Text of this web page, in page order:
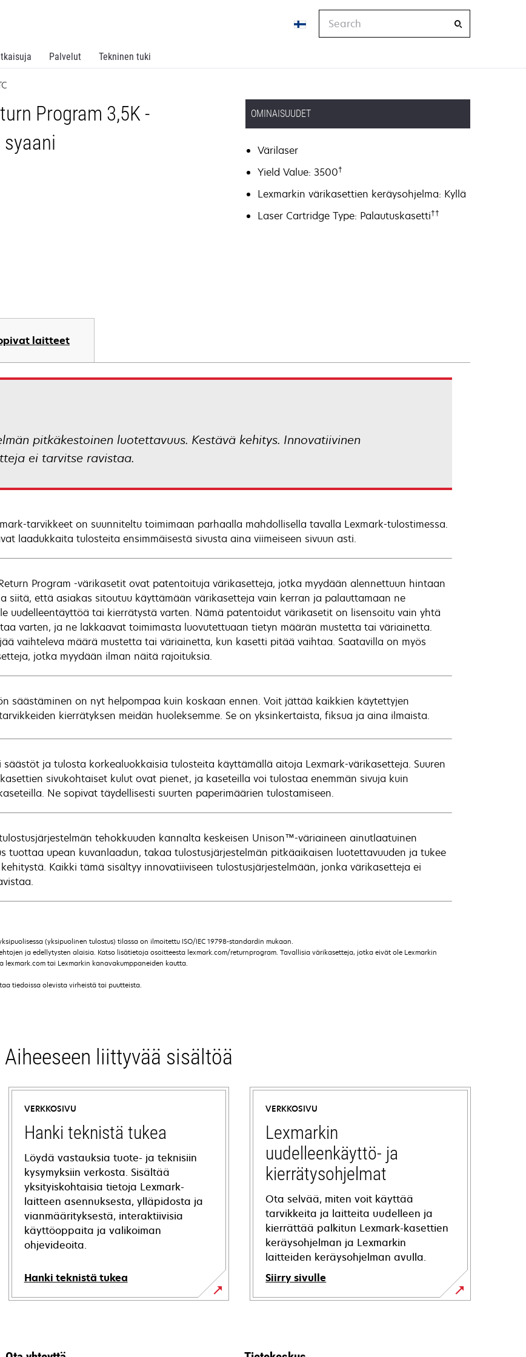
Palvelut Tekninen tuki
Program 3,5K -
OMINAISUUDET
Värilaser
Yield Value: 3500†
Lexmarkin värikasettien keräysohjelma: Kyllä
Laser Cartridge Type: Palautuskasetti††
laitteet
pitkäkestoinen luotettavuus. Kestävä kehitys. Innovatiivinen
ei tarvitse ravistaa.
tarvikkeet on suunniteltu toimimaan parhaalla mahdollisella tavalla Lexmark-tulostimessa.
laadukkaita tulosteita ensimmäisestä sivusta aina viimeiseen sivuun asti.
Program -värikasetit ovat patentoituja värikasetteja, jotka myydään alennettuun hintaan
siitä, että asiakas sitoutuu käyttämään värikasetteja vain kerran ja palauttamaan ne
uudelleentäyttöä tai kierrätystä varten. Nämä patentoidut värikasetit on lisensoitu vain yhtä
varten, ja ne lakkaavat toimimasta luovutettuaan tietyn määrän mustetta tai väriainetta.
vaihteleva määrä mustetta tai väriainetta, kun kasetti pitää vaihtaa. Saatavilla on myös
jotka myydään ilman näitä rajoituksia.
säästäminen on nyt helpompaa kuin koskaan ennen. Voit jättää kaikkien käytettyjen
kierrätyksen meidän huoleksemme. Se on yksinkertaista, fiksua ja aina ilmaista.
säästöt ja tulosta korkealuokkaisia tulosteita käyttämällä aitoja Lexmark-värikasetteja. Suuren
sivukohtaiset kulut ovat pienet, ja kaseteilla voi tulostaa enemmän sivuja kuin
Ne sopivat täydellisesti suurten paperimäärien tulostamiseen.
tehokkuuden kannalta keskeisen Unison™-väriaineen ainutlaatuinen
tuottaa upean kuvanlaadun, takaa tulostusjärjestelmän pitkäaikaisen luotettavuuden ja tukee
Kaikki tämä sisältyy innovatiiviseen tulostusjärjestelmään, jonka värikasetteja ei
(yksipuolinen tulostus) tilassa on ilmoitettu ISO/IEC 19798-standardin mukaan.
ja edellytysten alaisia. Katso lisätietoja osoitteesta lexmark.com/returnprogram. Tavallisia värikasetteja, jotka eivät ole Lexmarkin
tai Lexmarkin kanavakumppaneiden kautta.
tiedoissa olevista virheistä tai puutteista.
Aiheeseen liittyvää sisältöä
VERKKOSIVU
Hanki teknistä tukea
Löydä vastauksia tuote- ja teknisiin
kysymyksiin verkosta. Sisältää
yksityiskohtaisia tietoja Lexmark-
laitteen asennuksesta, ylläpidosta ja
vianmäärityksestä, interaktiivisia
käyttöoppaita ja valikoiman
ohjevideoita.
Hanki teknistä tukea
opens
VERKKOSIVU
Lexmarkin
uudelleenkäyttö- ja
kierrätysohjelmat
Ota selvää, miten voit käyttää
tarvikkeita ja laitteita uudelleen ja
kierrättää palkitun Lexmark-kasettien
keräysohjelman ja Lexmarkin
laitteiden keräysohjelman avulla.
Siirry sivulle